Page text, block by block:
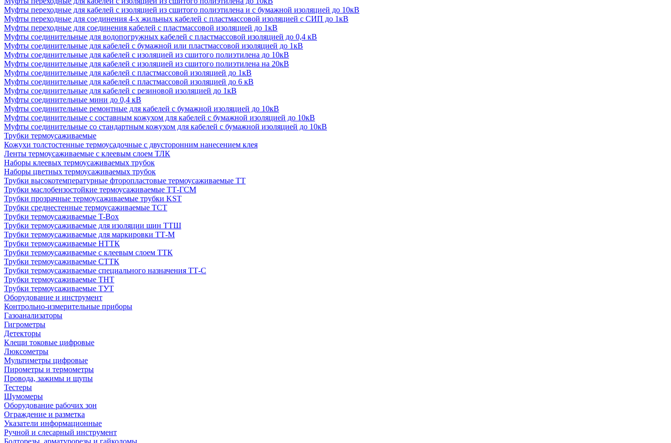
Муфты переходные для кабелей с изоляцией из сшитого полиэтилена и с бумажной изоляцией до 10кВ
Муфты переходные для соединения 4-х жильных кабелей с пластмассовой изоляцией с СИП до 1кВ
Муфты переходные для соединения кабелей с пластмассовой изоляцией до 1кВ
Муфты соединительные для водопогружных кабелей с пластмассовой изоляцией до 0,4 кВ
Муфты соединительные для кабелей с бумажной или пластмассовой изоляцией до 1кВ
Муфты соединительные для кабелей с изоляцией из сшитого полиэтилена до 10кВ
Муфты соединительные для кабелей с изоляцией из сшитого полиэтилена на 20кВ
Муфты соединительные для кабелей с пластмассовой изоляцией до 1кВ
Муфты соединительные для кабелей с пластмассовой изоляцией до 6 кВ
Муфты соединительные для кабелей с резиновой изоляцией до 1кВ
Муфты соединительные мини до 0,4 кВ
Муфты соединительные ремонтные для кабелей с бумажной изоляцией до 10кВ
Муфты соединительные с составным кожухом для кабелей с бумажной изоляцией до 10кВ
Муфты соединительные со стандартным кожухом для кабелей с бумажной изоляцией до 10кВ
Трубки термоусаживаемые
Кожухи толстостенные термоусадочные с двусторонним нанесением клея
Ленты термоусаживаемые с клеевым слоем ТЛК
Наборы клеевых термоусаживаемых трубок
Наборы цветных термоусаживаемых трубок
Трубки высокотемпературные фторопластовые термоусаживаемые ТТ
Трубки маслобензостойкие термоусаживаемые ТТ-ГСМ
Трубки прозрачные термоусаживаемые трубки KST
Трубки среднестенные термоусаживаемые ТСТ
Трубки термоусаживаемые T-Box
Трубки термоусаживаемые для изоляции шин ТТШ
Трубки термоусаживаемые для маркировки ТТ-М
Трубки термоусаживаемые НTТК
Трубки термоусаживаемые с клеевым слоем TТК
Трубки термоусаживаемые СTТК
Трубки термоусаживаемые специального назначения ТТ-С
Трубки термоусаживаемые ТНТ
Трубки термоусаживаемые ТУТ
Оборудование и инструмент
Контрольно-измерительные приборы
Газоанализаторы
Гигрометры
Детекторы
Клещи токовые цифровые
Люксометры
Мультиметры цифровые
Пирометры и термометры
Провода, зажимы и щупы
Тестеры
Шумомеры
Оборудование рабочих зон
Ограждение и разметка
Указатели информационные
Ручной и слесарный инструмент
Болторезы, арматурорезы и гайколомы